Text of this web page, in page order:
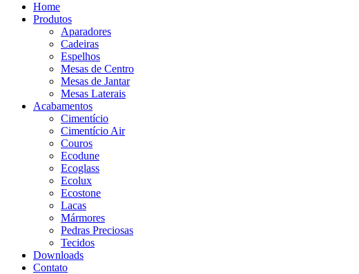
Home
Produtos
Aparadores
Cadeiras
Espelhos
Mesas de Centro
Mesas de Jantar
Mesas Laterais
Acabamentos
Cimentício
Cimentício Air
Couros
Ecodune
Ecoglass
Ecolux
Ecostone
Lacas
Mármores
Pedras Preciosas
Tecidos
Downloads
Contato